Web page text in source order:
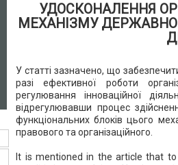
УДОСКОНАЛЕННЯ
МЕХАНІЗМУ
У статті зазначено, що
разі ефективної роботи
регулювання інноваційної
відрегулювавши процес
функціональних блоків цього
правового та організаційного.
It is mentioned in the article that